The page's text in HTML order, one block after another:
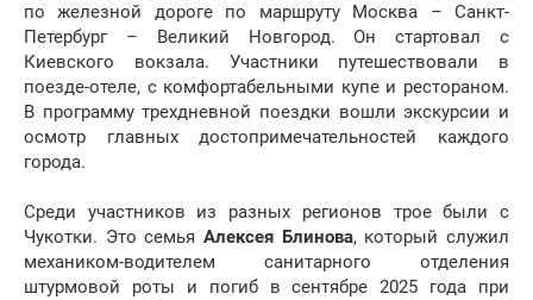
по железной дороге по маршруту Москва – Санкт-
Петербург – Великий Новгород. Он стартовал с
Киевского вокзала. Участники путешествовали в
поезде-отеле, с комфортабельными купе и рестораном.
В программу трехдневной поездки вошли экскурсии и
осмотр главных достопримечательностей каждого
города.
Среди участников из разных регионов трое были с
Чукотки. Это семья Алексея Блинова, который служил
механиком-водителем санитарного отделения
штурмовой роты и погиб в сентябре 2025 года при